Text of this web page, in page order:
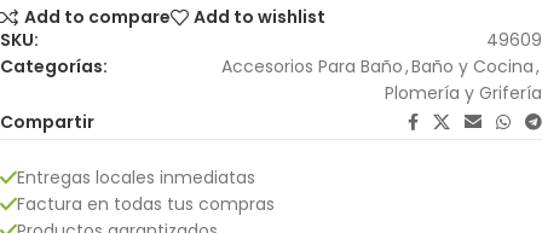
Add to compare
Add to wishlist
SKU:
49609
Categorías:
Accesorios Para Baño,Baño y Cocina,
Plomería y Grifería
Compartir
Entregas locales inmediatas
Factura en todas tus compras